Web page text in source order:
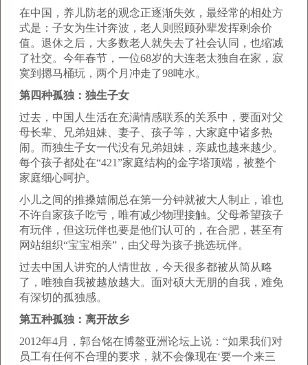
在中国，养儿防老的观念正逐渐失效，最经常的相处方
式是：子女为生计奔波，老人则照顾孙辈发挥剩余价
值。退休之后，大多数老人就失去了社会认同，也缩减
了社交。今年春节，一位68岁的大连老太独自在家，寂
寞到摁马桶玩，两个月冲走了98吨水。
第四种孤独：独生子女
过去，中国人生活在充满情感联系的关系中，要面对父
母长辈、兄弟姐妹、妻子、孩子等，大家庭中诸多热
闹。而独生子女一代没有兄弟姐妹，亲戚也越来越少。
每个孩子都处在“421”家庭结构的金字塔顶端，被整个
家庭细心呵护。
小儿之间的推搡嬉闹总在第一分钟就被大人制止，谁也
不许自家孩子吃亏，唯有减少物理接触。父母希望孩子
有玩伴，但这玩伴也要是他们认可的，在合肥，甚至有
网站组织“宝宝相亲”，由父母为孩子挑选玩伴。
过去中国人讲究的人情世故，今天很多都被从简从略
了，唯独自我被越放越大。面对硕大无朋的自我，难免
有深切的孤独感。
第五种孤独：离开故乡
2012年4月，郭台铭在博鳌亚洲论坛上说：“如果我们对
员工有任何不合理的要求，就不会像现在‘要一个来三